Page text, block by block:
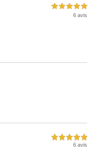
5,0 étoiles sur 5
6 avis
5,0 étoiles sur 5
6 avis